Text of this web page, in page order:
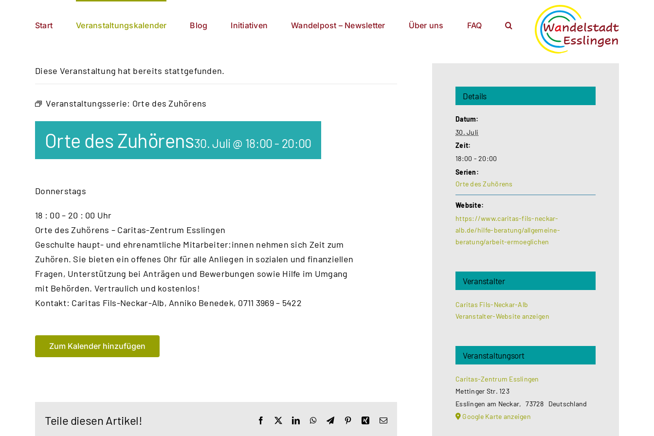
Start Veranstaltungskalender Blog Initiativen Wandelpost – Newsletter Über uns FAQ
Diese Veranstaltung hat bereits stattgefunden.
Veranstaltungsserie: Orte des Zuhörens
Orte des Zuhörens30. Juli @ 18:00 - 20:00
Donnerstags
18 : 00 – 20 : 00 Uhr
Orte des Zuhörens – Caritas-Zentrum Esslingen
Geschulte haupt- und ehrenamtliche Mitarbeiter:innen nehmen sich Zeit zum
Zuhören. Sie bieten ein offenes Ohr für alle Anliegen in sozialen und finanziellen
Fragen, Unterstützung bei Anträgen und Bewerbungen sowie Hilfe im Umgang
mit Behörden. Vertraulich und kostenlos!
Kontakt: Caritas Fils-Neckar-Alb, Anniko Benedek, 0711 3969 – 5422
Zum Kalender hinzufügen
Teile diesen Artikel! Facebook LinkedInWhatsApp
TelegramPinterestXingE-
Details
Datum:
30. Juli
Zeit:
18:00 - 20:00
Serien:
Orte des Zuhörens
Website:
https://www.caritas-fils-neckar-
alb.de/hilfe-beratung/allgemeine-
beratung/arbeit-ermoeglichen
Veranstalter
Caritas Fils-Neckar-Alb
Veranstalter-Website anzeigen
Veranstaltungsort
Caritas-Zentrum Esslingen
Mettinger Str. 123
Esslingen am Neckar, 73728
Deutschland
Google Karte anzeigen